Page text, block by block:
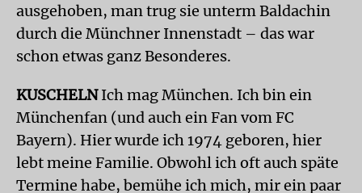
ausgehoben, man trug sie unterm Baldachin
durch die Münchner Innenstadt – das war
schon etwas ganz Besonderes.
KUSCHELNIch mag München. Ich bin ein
Münchenfan (und auch ein Fan vom FC
Bayern). Hier wurde ich 1974 geboren, hier
lebt meine Familie. Obwohl ich oft auch späte
Termine habe, bemühe ich mich, mir ein paar